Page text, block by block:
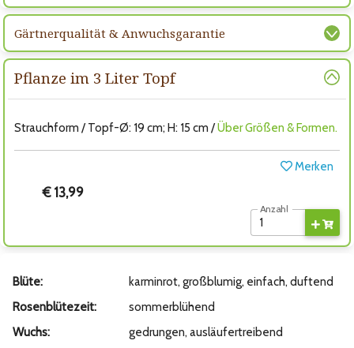
Gärtnerqualität & Anwuchsgarantie
Pflanze im 3 Liter Topf
Strauchform / Topf-Ø: 19 cm; H: 15 cm /Über Größen & Formen.
Merken
€ 13,99
Anzahl
Blüte:
karminrot, großblumig, einfach, duftend
Rosenblütezeit:
sommerblühend
Wuchs:
gedrungen, ausläufertreibend